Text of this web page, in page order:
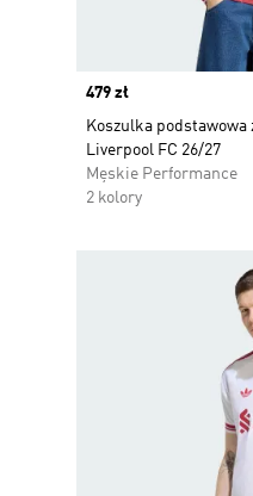
Price
479 zł
Koszulka podstawowa
Liverpool FC 26/27
Męskie Performance
2 kolory